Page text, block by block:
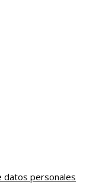
datos personales